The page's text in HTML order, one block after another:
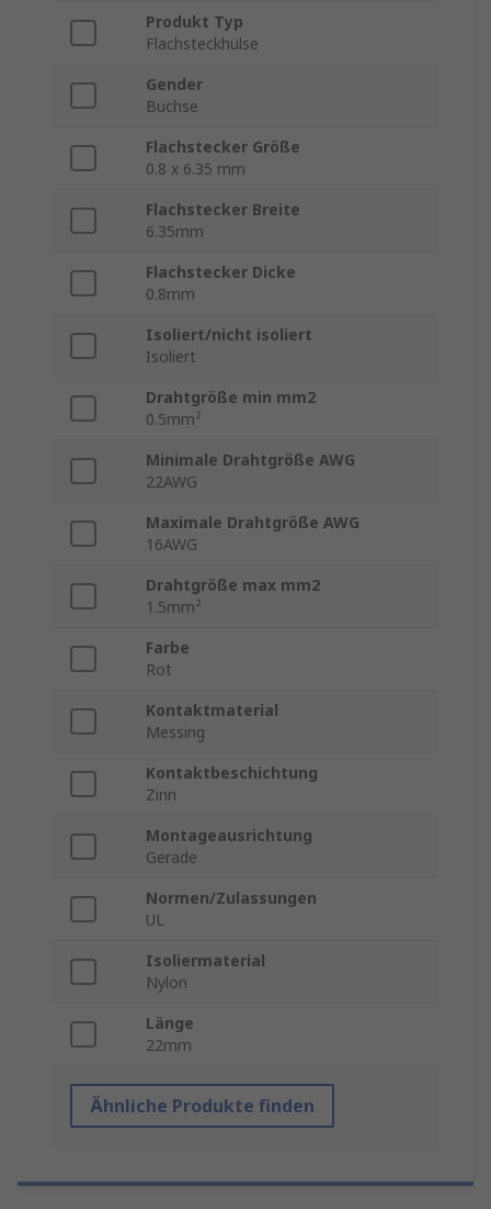
Produkt Typ
Flachsteckhülse
Gender
Buchse
Flachstecker Größe
0.8 x 6.35 mm
Flachstecker Breite
6.35mm
Flachstecker Dicke
0.8mm
Isoliert/nicht isoliert
Isoliert
Drahtgröße min mm2
0.5mm²
Minimale Drahtgröße AWG
22AWG
Maximale Drahtgröße AWG
16AWG
Drahtgröße max mm2
1.5mm²
Farbe
Rot
Kontaktmaterial
Messing
Kontaktbeschichtung
Zinn
Montageausrichtung
Gerade
Normen/Zulassungen
UL
Isoliermaterial
Nylon
Länge
22mm
Ähnliche Produkte finden